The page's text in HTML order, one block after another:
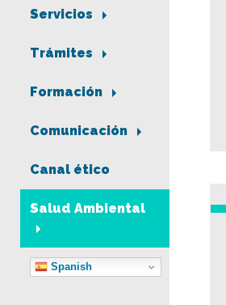
Servicios
Trámites
Formación
Comunicación
Canal ético
Salud Ambiental
Spanish